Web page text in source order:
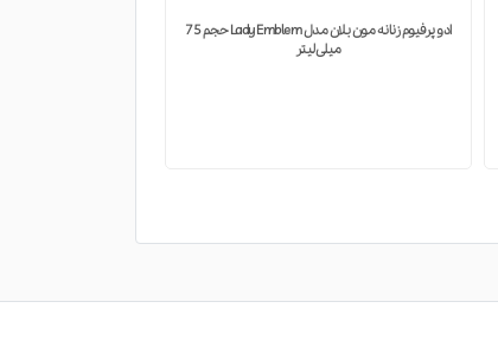
ادو تویلت فراری مدل Radiant Bergamot حجم 100
میلی لیتر